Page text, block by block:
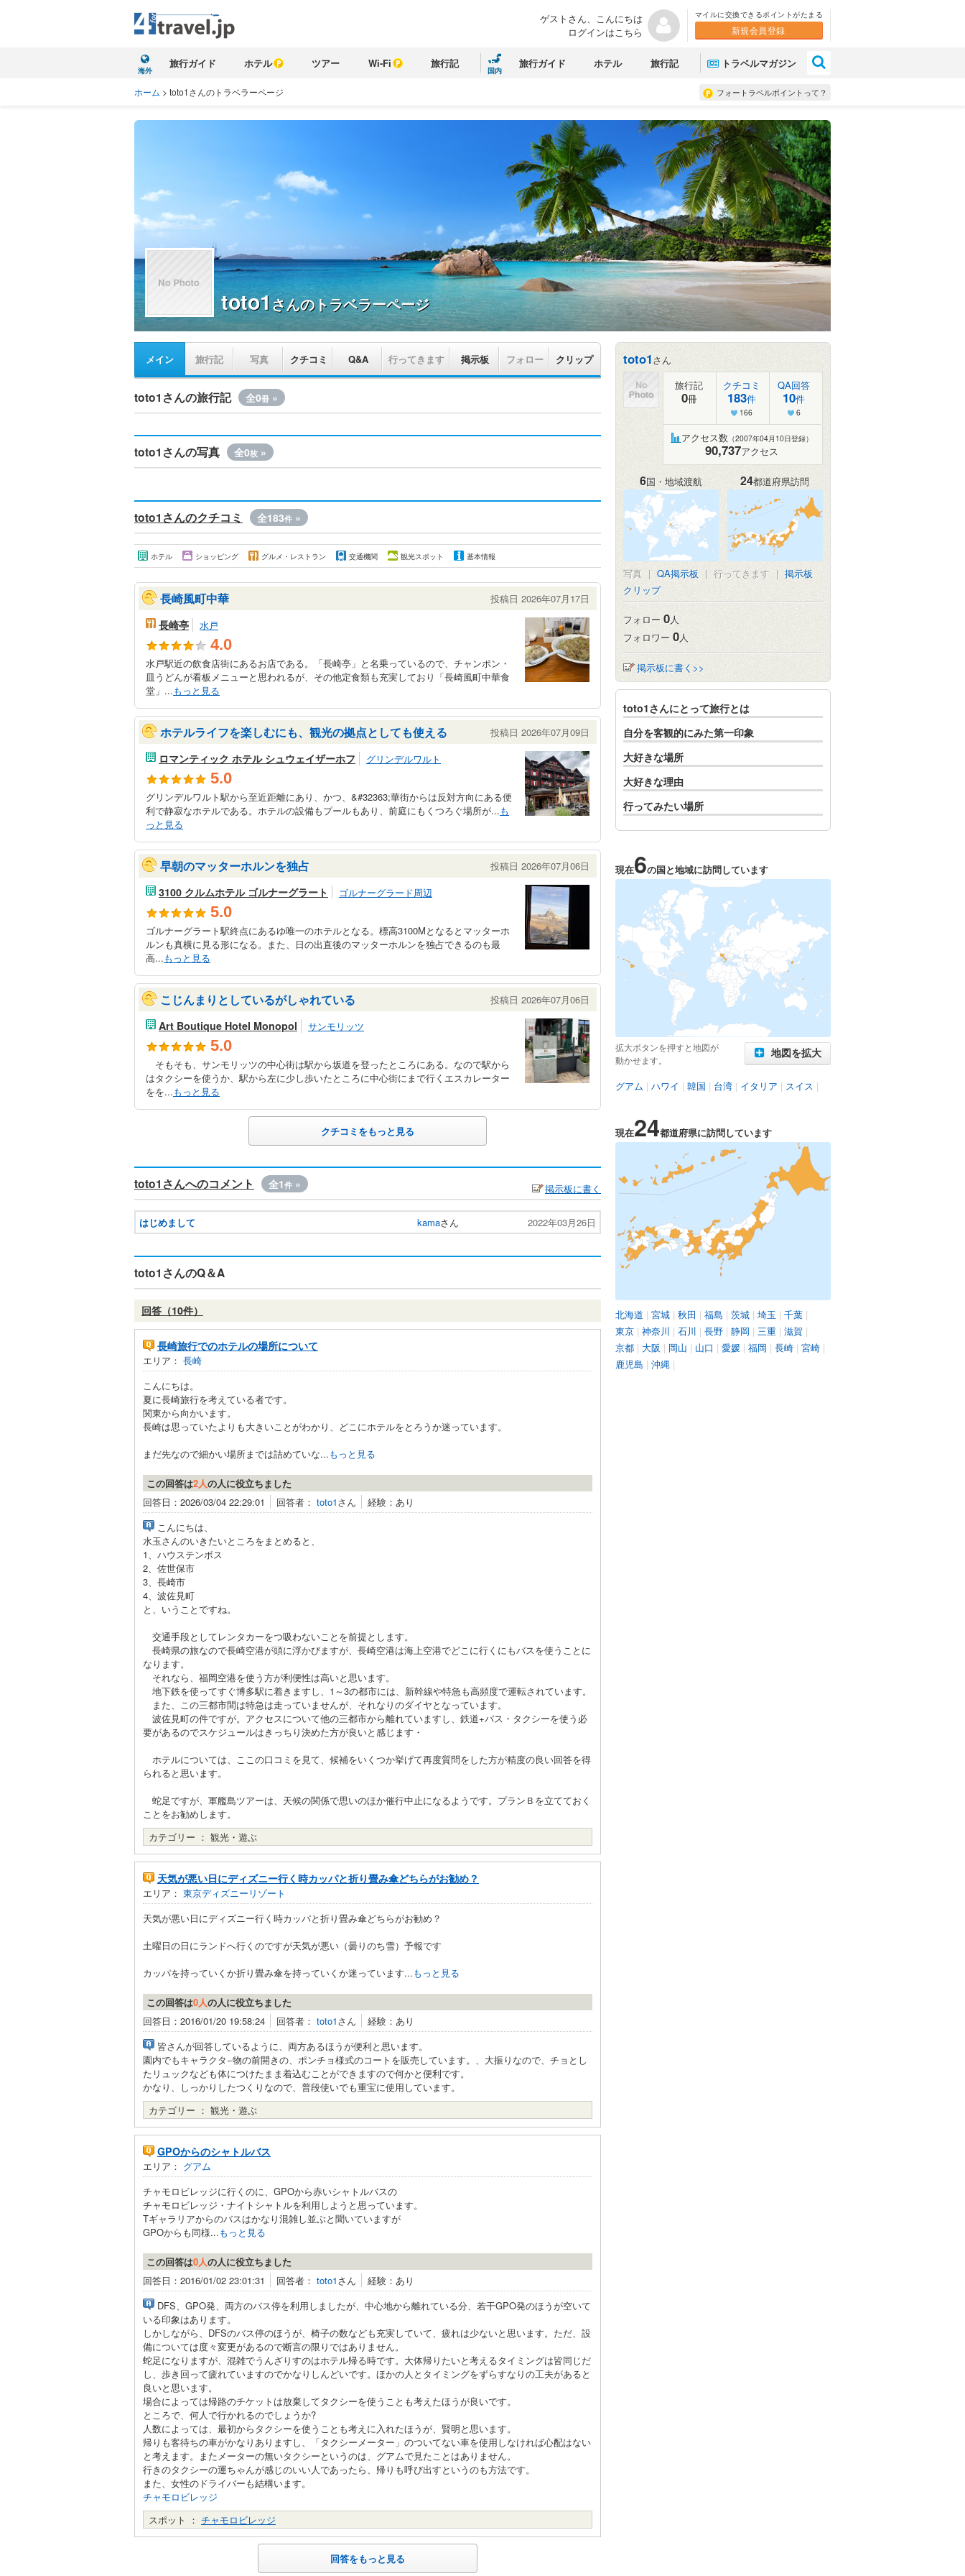
ゲストさん、こんにちは
ログインはこちら
マイルに交換できるポイントがたまる
新規会員登録
海外
旅行ガイド ホテル ツアー Wi-Fi 旅行記
国内
旅行ガイド ホテル 旅行記 トラベルマガジン
フォートラベルポイントって？
ホーム > toto1さんのトラベラーページ
toto1さんのトラベラーページ
メイン 旅行記 写真 クチコミ Q&A 行ってきます 掲示板 フォロー クリップ
toto1さんの旅行記 全0冊 »
toto1さんの写真 全0枚 »
toto1さんのクチコミ 全183件 »
ホテル ショッピング グルメ・レストラン 交通機関 観光スポット 基本情報
長崎風町中華 投稿日 2026年07月17日
長崎亭 水戸
4.0
水戸駅近の飲食店街にあるお店である。「長崎亭」と名乗っているので、チャンポン・
皿うどんが看板メニューと思われるが、その他定食類も充実しており「長崎風町中華食
堂」...もっと見る
ホテルライフを楽しむにも、観光の拠点としても使える 投稿日 2026年07月09日
ロマンティック ホテル シュウェイザーホフ グリンデルワルト
5.0
グリンデルワルト駅から至近距離にあり、かつ、&#32363;華街からは反対方向にある便
利で静寂なホテルである。ホテルの設備もプールもあり、前庭にもくつろぐ場所が...も
っと見る
早朝のマッターホルンを独占 投稿日 2026年07月06日
3100 クルムホテル ゴルナーグラート ゴルナーグラード周辺
5.0
ゴルナーグラート駅終点にあるゆ唯一のホテルとなる。標高3100Mとなるとマッターホ
ルンも真横に見る形になる。また、日の出直後のマッターホルンを独占できるのも最
高...もっと見る
こじんまりとしているがしゃれている 投稿日 2026年07月06日
Art Boutique Hotel Monopol サンモリッツ
5.0
そもそも、サンモリッツの中心街は駅から坂道を登ったところにある。なので駅から
はタクシーを使うか、駅から左に少し歩いたところに中心街にまで行くエスカレーター
をを...もっと見る
クチコミをもっと見る
toto1さんへのコメント 全1件 » 掲示板に書く
はじめまして kamaさん 2022年03月26日
toto1さんのQ＆A
回答（10件）
長崎旅行でのホテルの場所について
エリア： 長崎
こんにちは。
夏に長崎旅行を考えている者です。
関東から向かいます。
長崎は思っていたよりも大きいことがわかり、どこにホテルをとろうか迷っています。
まだ先なので細かい場所までは詰めていな...もっと見る
この回答は2人の人に役立ちました
回答日：2026/03/04 22:29:01
回答者： toto1さん
経験：あり
こんにちは、
水玉さんのいきたいところをまとめると、
1、ハウステンボス
2、佐世保市
3、長崎市
4、波佐見町
と、いうことですね。
交通手段としてレンタカーをつ吸わないことを前提とします。
長崎県の旅なので長崎空港が頭に浮かびますが、長崎空港は海上空港でどこに行くにもバスを使うことに
なります。
それなら、福岡空港を使う方が利便性は高いと思います。
地下鉄を使ってすぐ博多駅に着きますし、1～3の都市には、新幹線や特急も高頻度で運転されています。
また、この三都市間は特急は走っていませんが、それなりのダイヤとなっています。
波佐見町の件ですが。アクセスについて他の三都市から離れていますし、鉄道+バス・タクシーを使う必
要があるのでスケジュールはきっちり決めた方が良いと感じます・
ホテルについては、ここの口コミを見て、候補をいくつか挙げて再度質問をした方が精度の良い回答を得
られると思います。
蛇足ですが、軍艦島ツアーは、天候の関係で思いのほか催行中止になるようです。プランＢを立てておく
ことをお勧めします。
カテゴリー ： 観光・遊ぶ
天気が悪い日にディズニー行く時カッパと折り畳み傘どちらがお勧め？
エリア： 東京ディズニーリゾート
天気が悪い日にディズニー行く時カッパと折り畳み傘どちらがお勧め？
土曜日の日にランドへ行くのですが天気が悪い（曇りのち雪）予報です
カッパを持っていくか折り畳み傘を持っていくか迷っています...もっと見る
この回答は0人の人に役立ちました
回答日：2016/01/20 19:58:24
回答者： toto1さん
経験：あり
皆さんが回答しているように、両方あるほうが便利と思います。
園内でもキャラクタ−物の前開きの、ポンチョ様式のコートを販売しています。、大振りなので、チョとし
たリュックなども体につけたまま着込むことができますので何かと便利です。
かなり、しっかりしたつくりなので、普段使いでも重宝に使用しています。
カテゴリー ： 観光・遊ぶ
GPOからのシャトルバス
エリア： グアム
チャモロビレッジに行くのに、GPOから赤いシャトルバスの
チャモロビレッジ・ナイトシャトルを利用しようと思っています。
Tギャラリアからのバスはかなり混雑し並ぶと聞いていますが
GPOからも同様...もっと見る
この回答は0人の人に役立ちました
回答日：2016/01/02 23:01:31
回答者： toto1さん
経験：あり
DFS、GPO発、両方のバス停を利用しましたが、中心地から離れている分、若干GPO発のほうが空いて
いる印象はあります。
しかしながら、DFSのバス停のほうが、椅子の数なども充実していて、疲れは少ないと思います。ただ、設
備については度々変更があるので断言の限りではありません。
蛇足になりますが、混雑でうんざりすのはホテル帰る時です。大体帰りたいと考えるタイミングは皆同じだ
し、歩き回って疲れていますのでかなりしんどいです。ほかの人とタイミングをずらすなりの工夫があると
良いと思います。
場合によっては帰路のチケットは放棄してタクシーを使うことも考えたほうが良いです。
ところで、何人で行かれるのでしょうか?
人数によっては、最初からタクシーを使うことも考えに入れたほうが、賢明と思います。
帰りも客待ちの車がかなりありますし、「タクシーメーター」のついてない車を使用しなければ心配はない
と考えます。またメーターの無いタクシーというのは、グアムで見たことはありません。
行きのタクシーの運ちゃんが感じのいい人であったら、帰りも呼び出すというのも方法です。
また、女性のドライバーも結構います。
チャモロビレッジ
スポット ： チャモロビレッジ
回答をもっと見る
toto1さん
旅行記
0冊
クチコミ
183件
166
QA回答
10件
6
アクセス数 （2007年04月10日登録）
90,737アクセス
6国・地域渡航 24都道府県訪問
写真 | QA掲示板 | 行ってきます | 掲示板
クリップ
フォロー 0人
フォロワー 0人
掲示板に書く>>
toto1さんにとって旅行とは
自分を客観的にみた第一印象
大好きな場所
大好きな理由
行ってみたい場所
現在6の国と地域に訪問しています
拡大ボタンを押すと地図が
動かせます。
地図を拡大
グアム | ハワイ | 韓国 | 台湾 | イタリア | スイス |
現在24都道府県に訪問しています
北海道 | 宮城 | 秋田 | 福島 | 茨城 | 埼玉 | 千葉 |
東京 | 神奈川 | 石川 | 長野 | 静岡 | 三重 | 滋賀 |
京都 | 大阪 | 岡山 | 山口 | 愛媛 | 福岡 | 長崎 | 宮崎 |
鹿児島 | 沖縄 |